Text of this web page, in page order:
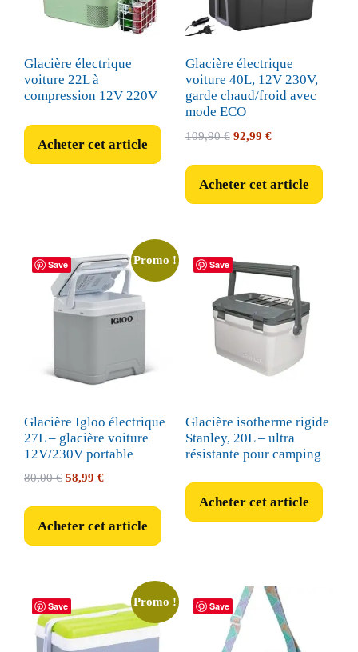
Glacière électrique
voiture 22L à
compression 12V 220V
Acheter cet article
Glacière électrique
voiture 40L, 12V 230V,
garde chaud/froid avec
mode ECO
109,90€ Le
était :
92,99 €Le
est :
Acheter cet article
Save Promo !
Glacière Igloo électrique
27L – glacière voiture
12V/230V portable
80,00€ Le
était :
58,99 €Le
est :
Acheter cet article
Save
Glacière isotherme rigide
Stanley, 20L – ultra
résistante pour camping
Acheter cet article
Save Promo ! Save